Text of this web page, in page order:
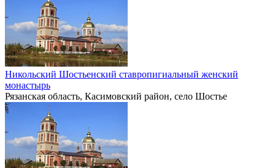
Никольский Шостьенский ставропигиальный женский
монастырь
Рязанская область, Касимовский район, село Шостье